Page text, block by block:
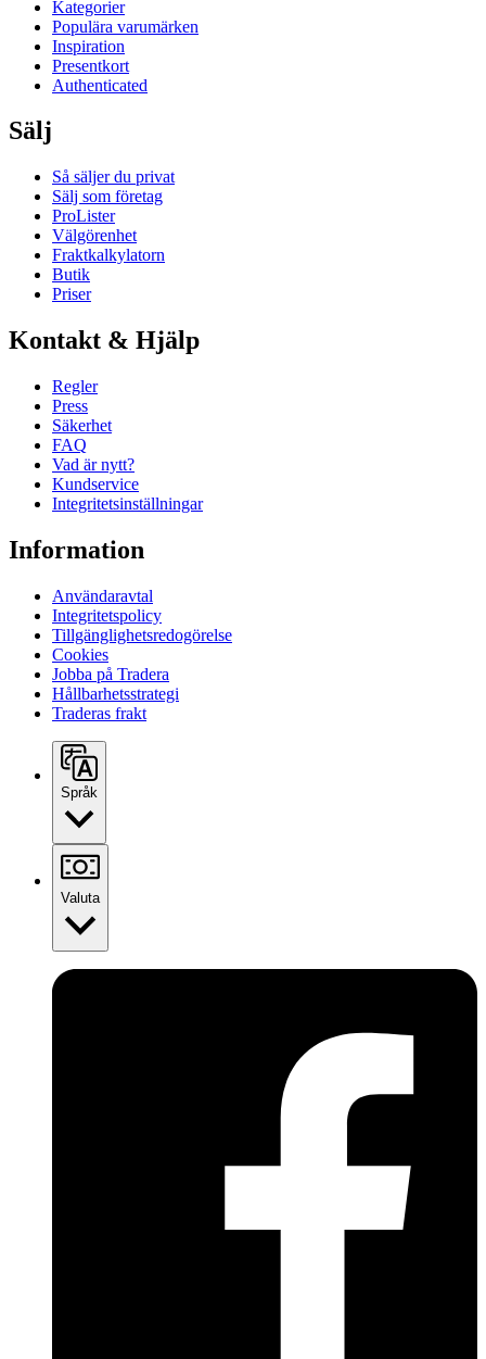
Kategorier
Populära varumärken
Inspiration
Presentkort
Authenticated
Sälj
Så säljer du privat
Sälj som företag
ProLister
Välgörenhet
Fraktkalkylatorn
Butik
Priser
Kontakt & Hjälp
Regler
Press
Säkerhet
FAQ
Vad är nytt?
Kundservice
Integritetsinställningar
Information
Användaravtal
Integritetspolicy
Tillgänglighetsredogörelse
Cookies
Jobba på Tradera
Hållbarhetsstrategi
Traderas frakt
Språk
Valuta